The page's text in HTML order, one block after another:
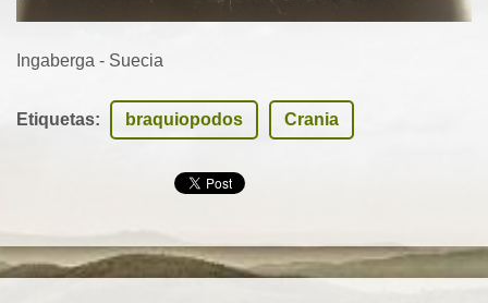
Ingaberga - Suecia
Etiquetas: braquiopodos Crania